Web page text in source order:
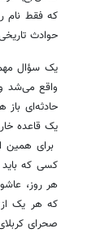
که فقط نام
حوادث
یک سؤال مهم
واقع می‌شد
حادثه‌ای باز
یک قاعده
برای همین
کسی که
هر روز،
که هر یک
صحرای